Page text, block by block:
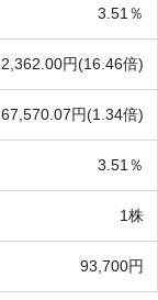
3.51％
2,362.00円(16.46倍)
67,570.07円(1.34倍)
3.51％
1株
93,700円